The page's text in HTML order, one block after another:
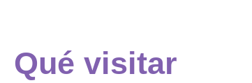
Qué visitar